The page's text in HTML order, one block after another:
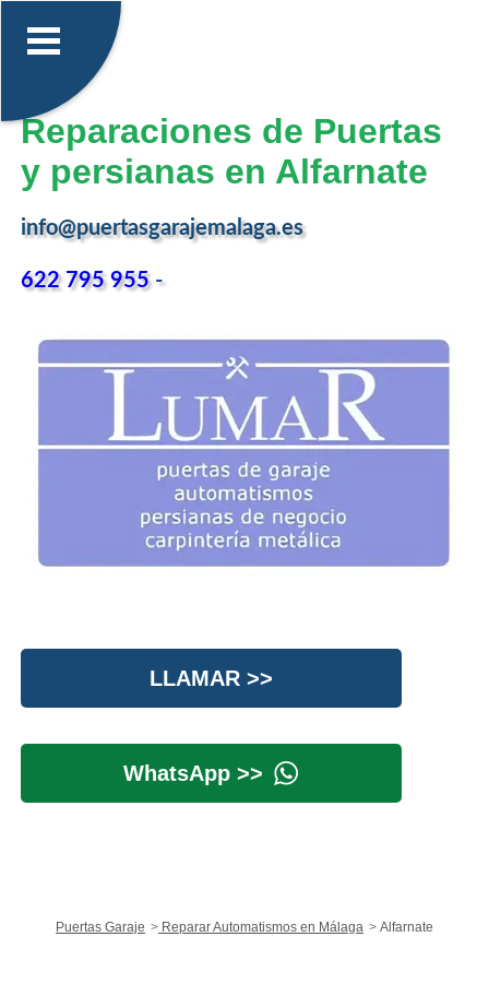
Reparaciones de Puertas
y persianas en Alfarnate
info@puertasgarajemalaga.es
622 795 955-
LLAMAR >>
WhatsApp >>
Puertas Garaje Reparar Automatismos en Málaga Alfarnate